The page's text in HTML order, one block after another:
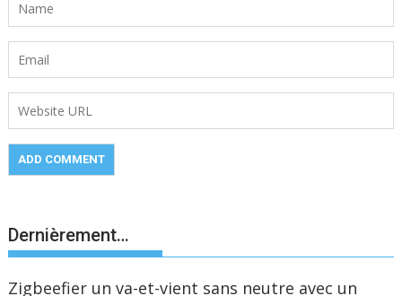
Dernièrement…
Zigbeefier un va-et-vient sans neutre avec un